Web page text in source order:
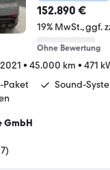
152.890 €
19% MwSt. ggf.
Ohne Bewertung
• 45.000 km • 471
Paket
Sound-
GmbH
)